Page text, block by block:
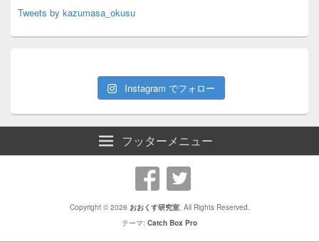
Tweets by kazumasa_okusu
Instagram でフォロー
フッターメニュー
Copyright © 2026 おおくす研究室. All Rights Reserved.
テーマ: Catch Box Pro